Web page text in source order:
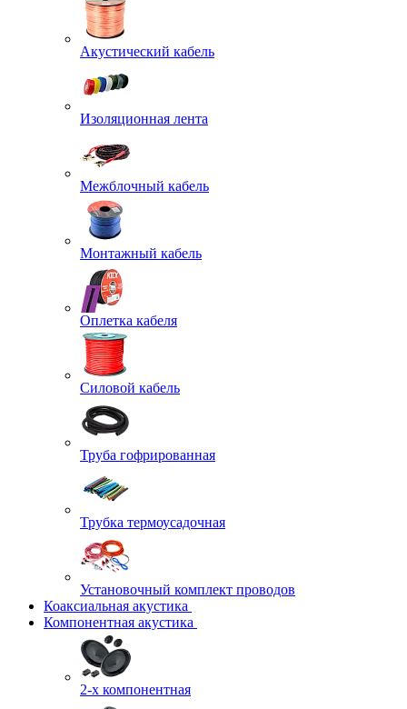
Акустический кабель
Изоляционная лента
Межблочный кабель
Монтажный кабель
Оплетка кабеля
Силовой кабель
Труба гофрированная
Трубка термоусадочная
Установочный комплект проводов
Коаксиальная акустика
Компонентная акустика
2-х компонентная